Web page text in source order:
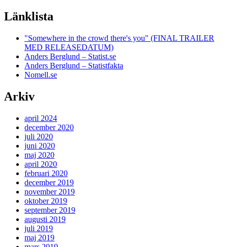
Länklista
"Somewhere in the crowd there's you" (FINAL TRAILER
MED RELEASEDATUM)
Anders Berglund – Statist.se
Anders Berglund – Statistfakta
Nomell.se
Arkiv
april 2024
december 2020
juli 2020
juni 2020
maj 2020
april 2020
februari 2020
december 2019
november 2019
oktober 2019
september 2019
augusti 2019
juli 2019
maj 2019